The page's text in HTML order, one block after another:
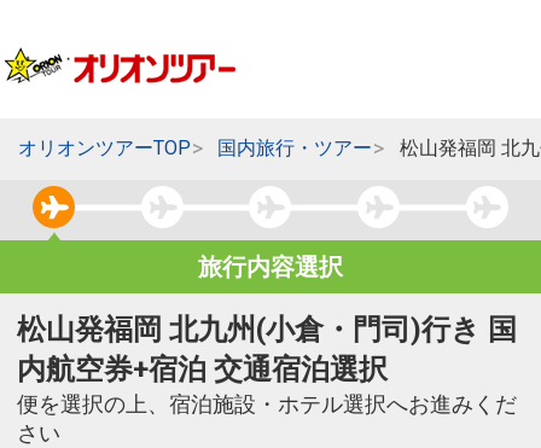
オリオンツアーTOP 国内旅行・ツアー 松山発福岡 北
旅行内容選択
松山発福岡 北九州(小倉・門司)行き 国
内航空券+宿泊 交通宿泊選択
便を選択の上、宿泊施設・ホテル選択へお進みくだ
さい